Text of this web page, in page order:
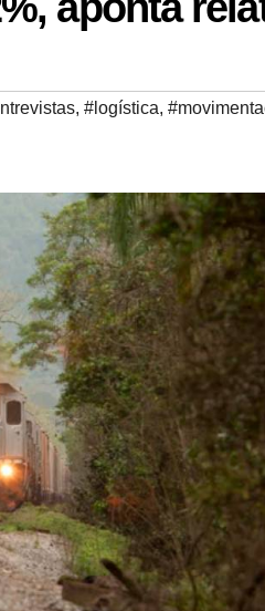
, #logística,